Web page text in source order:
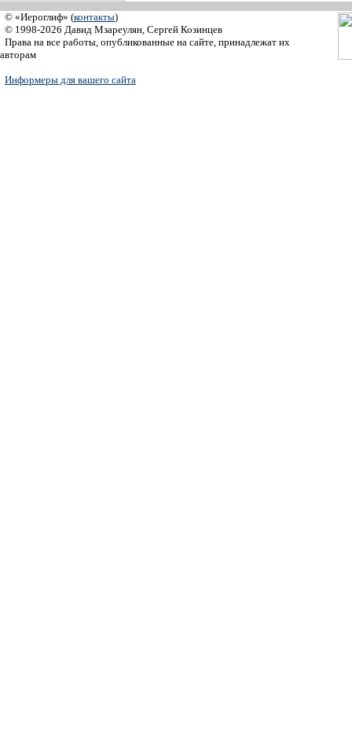
© «Иероглиф» (контакты)
© 1998-2026 Давид Мзареулян, Сергей Козинцев
Права на все работы, опубликованные на сайте, принадлежат их
авторам
Информеры для вашего сайта